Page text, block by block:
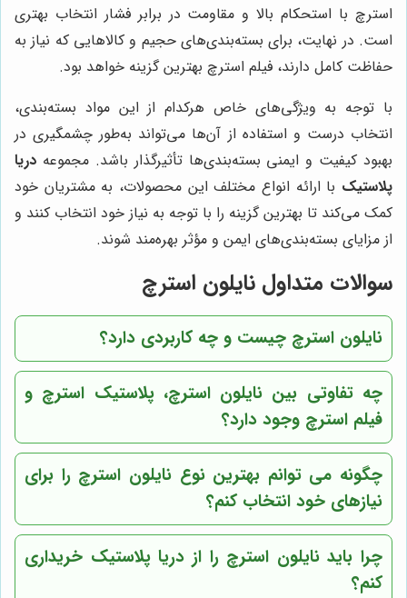
استرچ با استحکام بالا و مقاومت در برابر فشار انتخاب بهتری
است. در نهایت، برای بسته‌بندی‌های حجیم و کالاهایی که نیاز به
حفاظت کامل دارند، فیلم استرچ بهترین گزینه خواهد بود.
با توجه به ویژگی‌های خاص هرکدام از این مواد بسته‌بندی،
انتخاب درست و استفاده از آن‌ها می‌تواند به‌طور چشمگیری در
بهبود کیفیت و ایمنی بسته‌بندی‌ها تأثیرگذار باشد. مجموعه دریا
پلاستیک با ارائه انواع مختلف این محصولات، به مشتریان خود
کمک می‌کند تا بهترین گزینه را با توجه به نیاز خود انتخاب کنند و
از مزایای بسته‌بندی‌های ایمن و مؤثر بهره‌مند شوند.
سوالات متداول نایلون استرچ
نایلون استرچ چیست و چه کاربردی دارد؟
چه تفاوتی بین نایلون استرچ، پلاستیک استرچ و
فیلم استرچ وجود دارد؟
چگونه می توانم بهترین نوع نایلون استرچ را برای
نیازهای خود انتخاب کنم؟
چرا باید نایلون استرچ را از دریا پلاستیک خریداری
کنم؟